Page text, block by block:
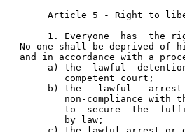
Article 5 - Right to
1. Everyone  has  the
No one shall be deprived
and in accordance with a
a) the  lawful
        competent court;
b) the   lawful
non-compliance with
to  secure  the
        by law;